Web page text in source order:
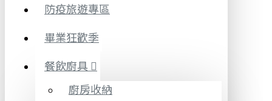
防疫旅遊專區
畢業狂歡季
餐飲廚具
廚房收納